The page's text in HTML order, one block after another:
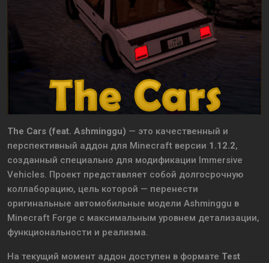
The Cars (feat. Ashminggu) — это качественный и
перспективный аддон для Minecraft версии 1.12.2,
созданный специально для модификации Immersive
Vehicles. Проект представляет собой долгосрочную
коллаборацию, цель которой — перенести
оригинальные автомобильные модели Ashminggu в
Minecraft Forge с максимальным уровнем детализации,
функциональности и реализма.
На текущий момент аддон доступен в формате Test